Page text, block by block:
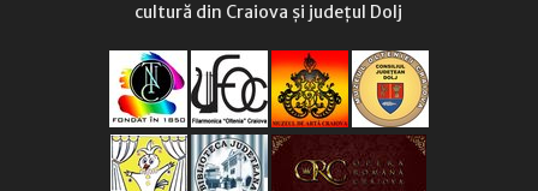
cultură din Craiova și județul Dolj